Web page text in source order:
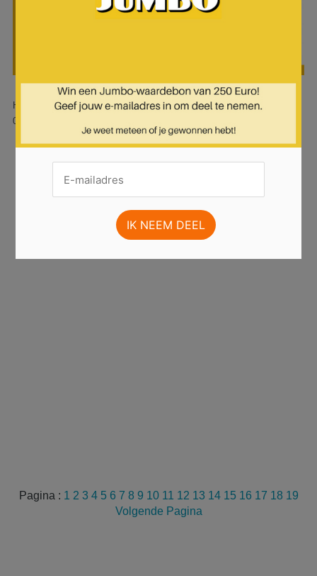
Hier is pagina 13 van 19 pagina's van de Jumbo folder, geldig van
05.02.2025 tot 11.02.2025.
Pagina : 1 2 3 4 5 6 7 8 9 10 11 12 13 14 15 16 17 18 19
Volgende Pagina